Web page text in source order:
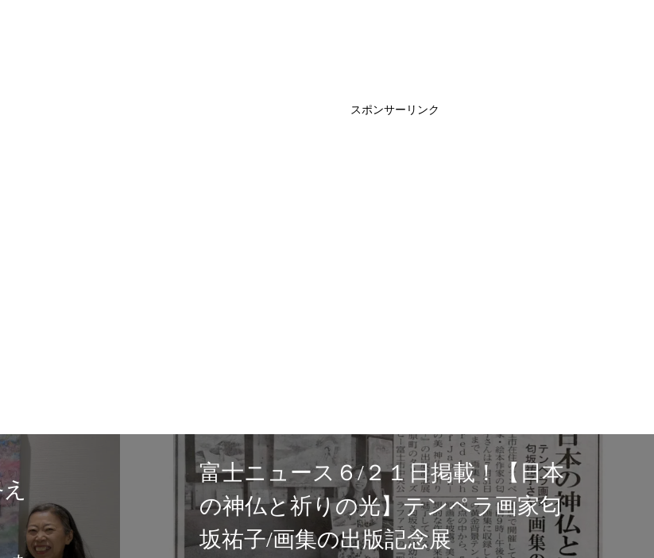
スポンサーリンク
富士ニュース６/２１日掲載！【日本
の神仏と祈りの光】テンペラ画家匂
坂祐子/画集の出版記念展
タリーズ
にて展示
Sacred